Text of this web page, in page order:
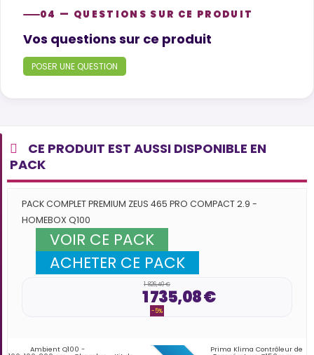
04 — QUESTIONS SUR CE PRODUIT
Product questions
Vos questions sur ce produit
POSER UNE QUESTION
CE PRODUIT EST AUSSI DISPONIBLE EN
PACK
PACK COMPLET PREMIUM ZEUS 465 PRO COMPACT 2.9 -
HOMEBOX Q100
VOIR CE PACK
ACHETER CE PACK
1 735,08 €
-5%
1 826,40 €
Ambient Q100 - Prima Klima Contrôleur de